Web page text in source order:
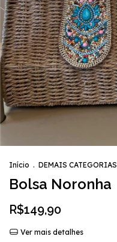
Início . DEMAIS CATEGORIAS
Bolsa Noronha
R$149,90
Ver mais detalhes